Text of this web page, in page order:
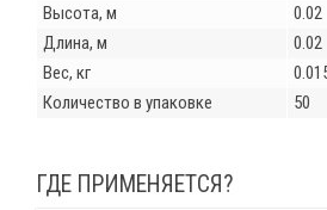
Высота, м
0.02
Длина, м
0.02
Вес, кг
Количество в упаковке
50
ГДЕ ПРИМЕНЯЕТСЯ?